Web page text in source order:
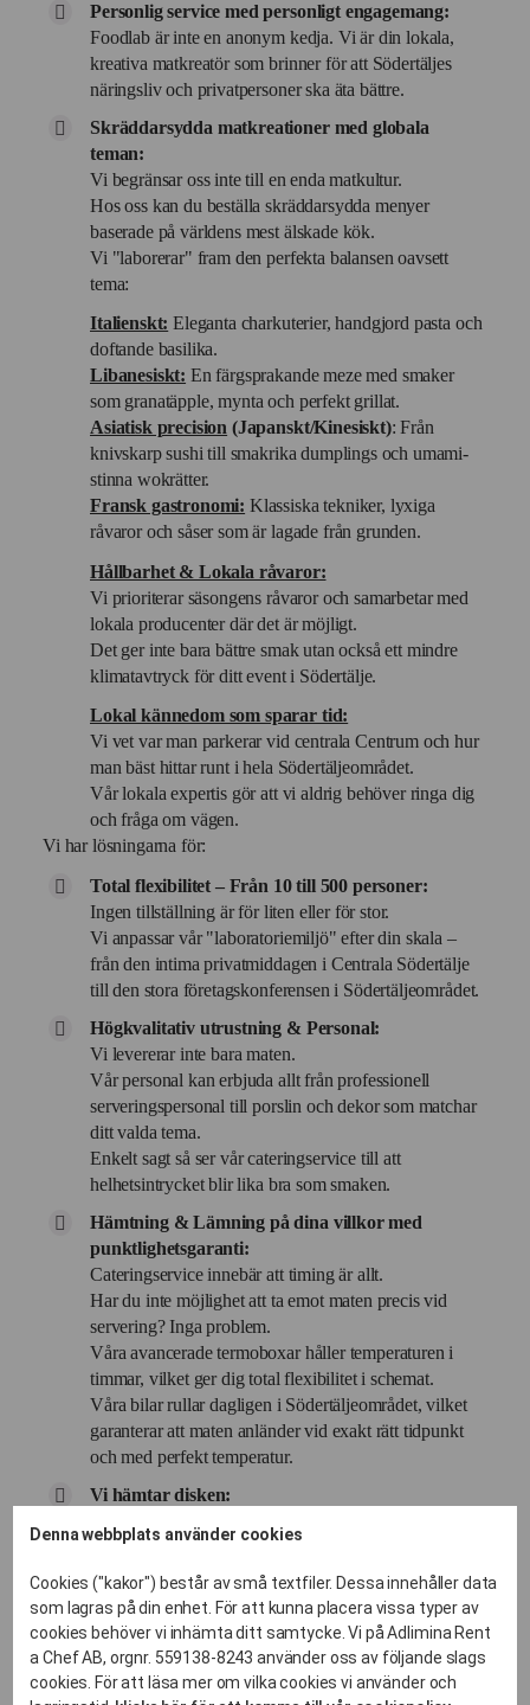
Personlig service med personligt engagemang:
Foodlab är inte en anonym kedja. Vi är din lokala,
kreativa matkreatör som brinner för att Södertäljes
näringsliv och privatpersoner ska äta bättre.
Skräddarsydda matkreationer med globala
teman:
Vi begränsar oss inte till en enda matkultur.
Hos oss kan du beställa skräddarsydda menyer
baserade på världens mest älskade kök.
Vi "laborerar" fram den perfekta balansen oavsett
tema:
Italienskt: Eleganta charkuterier, handgjord pasta och
doftande basilika.
Libanesiskt: En färgsprakande meze med smaker
som granatäpple, mynta och perfekt grillat.
Asiatisk precision (Japanskt/Kinesiskt): Från
knivskarp sushi till smakrika dumplings och umami-
stinna wokrätter.
Fransk gastronomi: Klassiska tekniker, lyxiga
råvaror och såser som är lagade från grunden.
Hållbarhet & Lokala råvaror:
Vi prioriterar säsongens råvaror och samarbetar med
lokala producenter där det är möjligt.
Det ger inte bara bättre smak utan också ett mindre
klimatavtryck för ditt event i Södertälje.
Lokal kännedom som sparar tid:
Vi vet var man parkerar vid centrala Centrum och hur
man bäst hittar runt i hela Södertäljeområdet.
Vår lokala expertis gör att vi aldrig behöver ringa dig
och fråga om vägen.
Vi har lösningarna för:
Total flexibilitet – Från 10 till 500 personer:
Ingen tillställning är för liten eller för stor.
Vi anpassar vår "laboratoriemiljö" efter din skala –
från den intima privatmiddagen i Centrala Södertälje
till den stora företagskonferensen i Södertäljeområdet.
Högkvalitativ utrustning & Personal:
Vi levererar inte bara maten.
Vår personal kan erbjuda allt från professionell
serveringspersonal till porslin och dekor som matchar
ditt valda tema.
Enkelt sagt så ser vår cateringservice till att
helhetsintrycket blir lika bra som smaken.
Hämtning & Lämning på dina villkor med
punktlighetsgaranti:
Cateringservice innebär att timing är allt.
Har du inte möjlighet att ta emot maten precis vid
servering? Inga problem.
Våra avancerade termoboxar håller temperaturen i
timmar, vilket ger dig total flexibilitet i schemat.
Våra bilar rullar dagligen i Södertäljeområdet, vilket
garanterar att maten anländer vid exakt rätt tidpunkt
och med perfekt temperatur.
Vi hämtar disken:
När du hyr porslin av oss så hämtar vi det smutsigt
dagen efter.
Du bara skrapar av tallrikarna och ställer dem i våra
backar – vi sköter resten i vårt industridisk-labb.
Denna webbplats använder cookies
Cookies ("kakor") består av små textfiler. Dessa innehåller data
som lagras på din enhet. För att kunna placera vissa typer av
cookies behöver vi inhämta ditt samtycke. Vi på Adlimina Rent
a Chef AB, orgnr. 559138-8243 använder oss av följande slags
cookies. För att läsa mer om vilka cookies vi använder och